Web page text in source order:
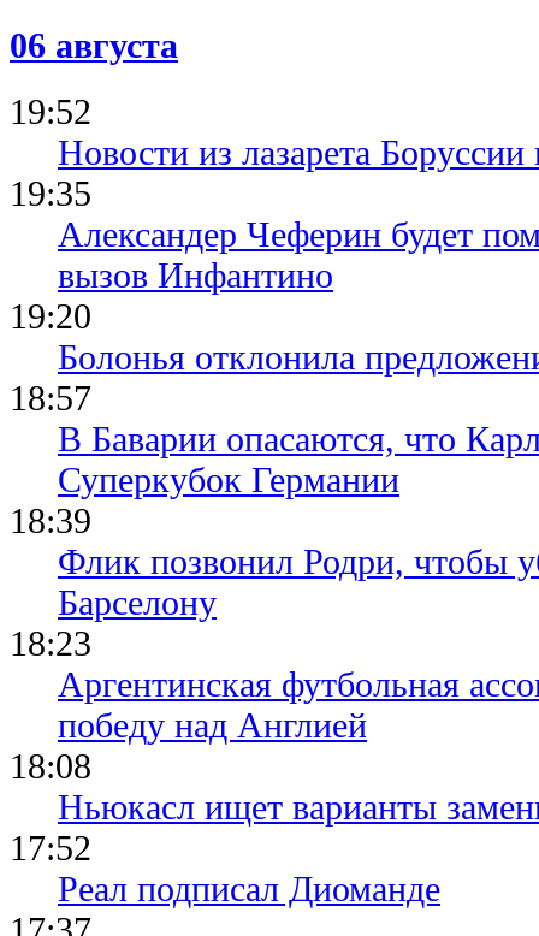
06 августа
19:52
Новости из лазарета
19:35
Александер Чеферин будет
вызов Инфантино
19:20
Болонья отклонила
18:57
В Баварии опасаются, что
Суперкубок Германии
18:39
Флик позвонил Родри, чтобы
Барселону
18:23
Аргентинская футбольная
победу над Англией
18:08
Ньюкасл ищет варианты
17:52
Реал подписал Диоманде